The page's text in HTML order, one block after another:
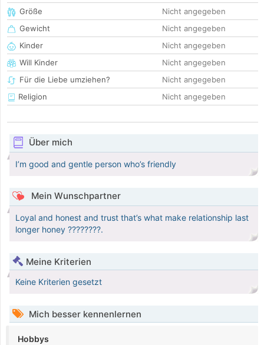
Größe
Nicht angegeben
Gewicht
Nicht angegeben
Kinder
Nicht angegeben
Will Kinder
Nicht angegeben
Für die Liebe umziehen?
Nicht angegeben
Religion
Nicht angegeben
Über mich
I’m good and gentle person who’s friendly
Mein Wunschpartner
Loyal and honest and trust that’s what make relationship last
longer honey ????????.
Meine Kriterien
Keine Kriterien gesetzt
Mich besser kennenlernen
Hobbys